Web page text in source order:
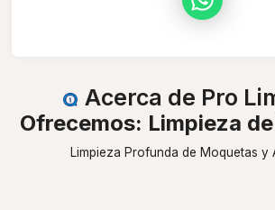
Acerca de Pro
Ofrecemos: Limpieza
Limpieza Profunda de Moquetas y